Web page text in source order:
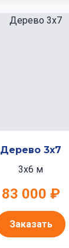
Дерево 3x7
3x6 м
83 000 ₽
Заказать